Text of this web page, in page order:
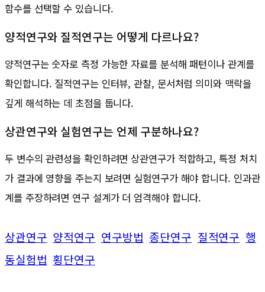
함수를 선택할 수 있습니다.
양적연구와 질적연구는 어떻게 다르나요?
양적연구는 숫자로 측정 가능한 자료를 분석해 패턴이나 관계를
확인합니다. 질적연구는 인터뷰, 관찰, 문서처럼 의미와 맥락을
깊게 해석하는 데 초점을 둡니다.
상관연구와 실험연구는 언제 구분하나요?
두 변수의 관련성을 확인하려면 상관연구가 적합하고, 특정 처치
가 결과에 영향을 주는지 보려면 실험연구가 해야 합니다. 인과관
계를 주장하려면 연구 설계가 더 엄격해야 합니다.
상관연구 양적연구 연구방법 종단연구 질적연구 행
동실험법 횡단연구